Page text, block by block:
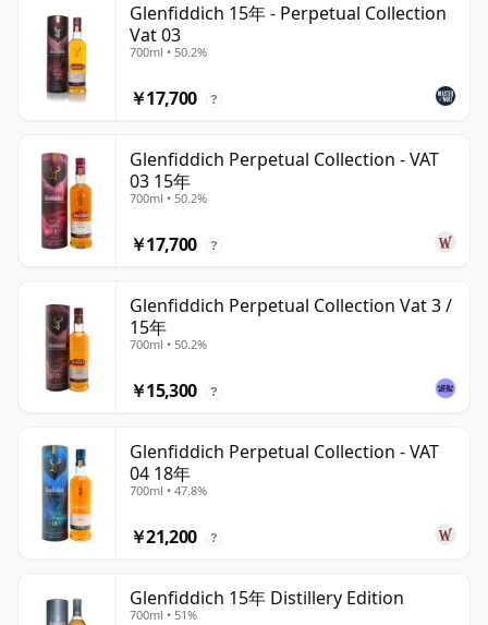
Glenfiddich 15年 - Perpetual Collection
Vat 03
700ml • 50.2%
￥17,700 ?
Glenfiddich Perpetual Collection - VAT
03 15年
700ml • 50.2%
￥17,700 ?
Glenfiddich Perpetual Collection Vat 3 /
15年
700ml • 50.2%
￥15,300 ?
Glenfiddich Perpetual Collection - VAT
04 18年
700ml • 47.8%
￥21,200 ?
Glenfiddich 15年 Distillery Edition
700ml • 51%